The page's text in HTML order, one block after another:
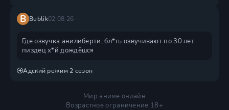
B Bublik02.08.26
Где озвучка анилиберти, бл*ть озвучивают по 30 лет
пиздец х*й дождëшся
Адский режим 2 сезон
Мир аниме онлайн
Возрастное ограничение 18+